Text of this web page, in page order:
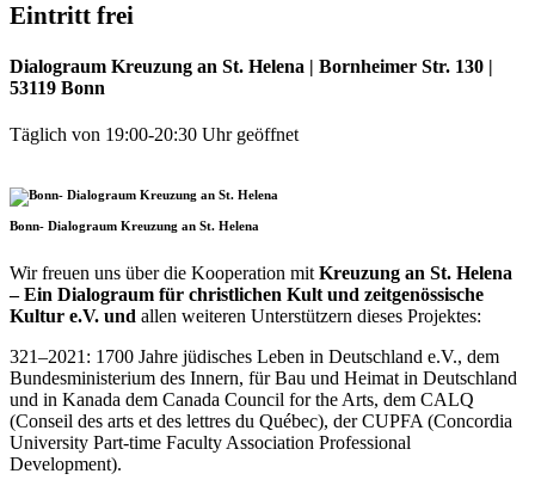
Eintritt frei
Dialograum Kreuzung an St. Helena | Bornheimer Str. 130 |
53119 Bonn
Täglich von 19:00-20:30 Uhr geöffnet
Bonn- Dialograum Kreuzung an St. Helena
Wir freuen uns über die Kooperation mit Kreuzung an St. Helena
– Ein Dialograum für christlichen Kult und zeitgenössische
Kultur e.V. und allen weiteren Unterstützern dieses Projektes:
321–2021: 1700 Jahre jüdisches Leben in Deutschland e.V., dem
Bundesministerium des Innern, für Bau und Heimat in Deutschland
und in Kanada dem Canada Council for the Arts, dem CALQ
(Conseil des arts et des lettres du Québec), der CUPFA (Concordia
University Part-time Faculty Association Professional
Development).